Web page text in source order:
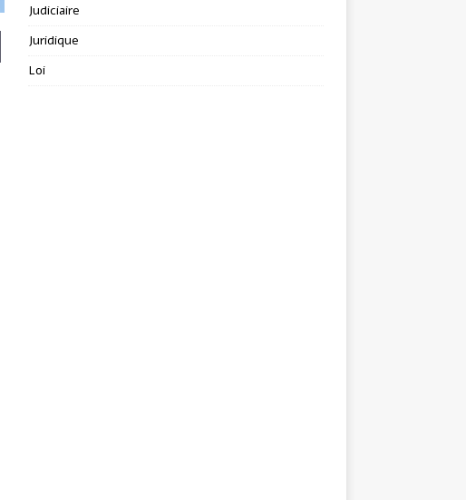
Judiciaire
Juridique
Loi